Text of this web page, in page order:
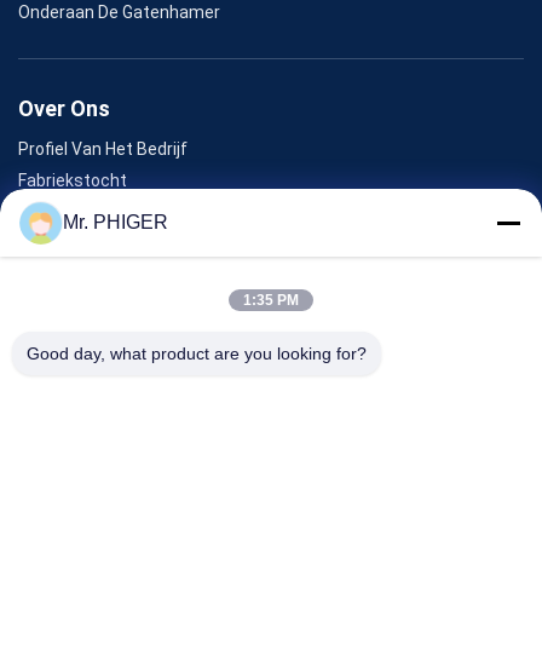
Onderaan De Gatenhamer
Over Ons
Profiel Van Het Bedrijf
Fabriekstocht
Kwaliteitscontrole
Sitemap
Evenementen
Mr. PHIGER
1:35 PM
Good day, what product are you looking for?